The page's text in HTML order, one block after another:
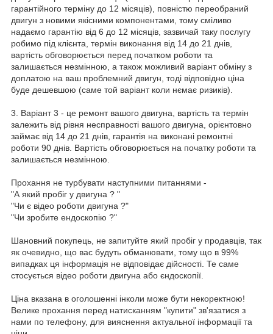
гарантійного терміну до 12 місяців), повністю переобраний
двигун з новими якісними компонентами, тому сміливо
надаємо гарантію від 6 до 12 місяців, зазвичай таку послугу
робимо під клієнта, термін виконання від 14 до 21 днів,
вартість обговорюється перед початком роботи та
залишається незмінною, а також можливий варіант обміну з
доплатою на ваш проблемний двигун, тоді відповідно ціна
буде дешевшою (саме той варіант коли нємає ризиків).
3. Варіант 3 - це ремонт вашого двигуна, вартість та термін
залежить від рівня несправності вашого двигуна, орієнтовно
займає від 14 до 21 днів, гарантія на виконані ремонтні
роботи 90 днів. Вартість обговорюється на початку роботи та
залишається незмінною.
Прохання не турбувати наступними питаннями -
"А який пробіг у двигуна ? "
"Чи є відео роботи двигуна ?"
"Чи зробите ендоскопію ?"
Шановний покупець, не запитуйте який пробіг у продавців, так
як очевидно, що вас будуть обманювати, тому що в 99%
випадках ця інформація не відповідає дійсності. Те саме
стосується відео роботи двигуна або єндоскопії.
Ціна вказана в оголошенні інколи може бути некоректною!
Велике прохання перед натисканням "купити" зв'язатися з
нами по телефону, для вияснення актуальної інформації та